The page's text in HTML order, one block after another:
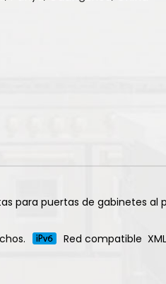
para puertas de gabinetes al
Red compatible XML